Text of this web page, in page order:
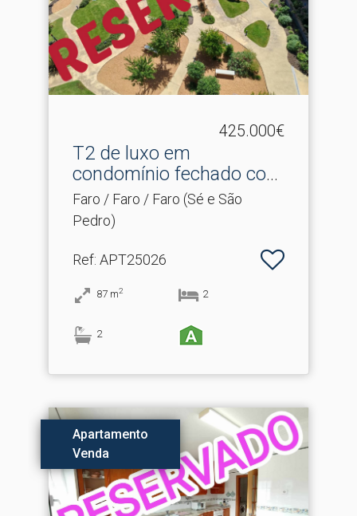
425.000€
T2 de luxo em
condomínio fechado com
piscina
Faro / Faro / Faro (Sé e São
Pedro)
Ref: APT25026
87 m2 2
2
Apartamento
Venda